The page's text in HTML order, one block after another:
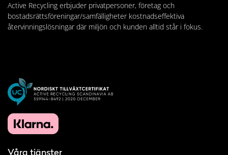
Active Recycling erbjuder privatpersoner, företag och
bostadsrättsföreningar/samfälligheter kostnadseffektiva
återvinningslösningar där miljön och kunden alltid står i fokus.
Våra tjänster